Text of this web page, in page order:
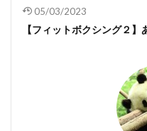
05/03/2023
【フィットボクシング２